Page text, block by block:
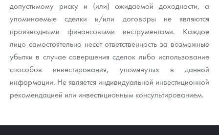
допустимому риску и (или) ожидаемой доходности, а
упоминаемые сделки и/или договоры не являются
производными финансовыми инструментами. Каждое
лицо самостоятельно несет ответственность за возможные
убытки в случае совершения сделок либо использование
способов инвестирования, упомянутых в данной
информации. Не является индивидуальной инвестиционной
рекомендацией или инвестиционным консультированием.